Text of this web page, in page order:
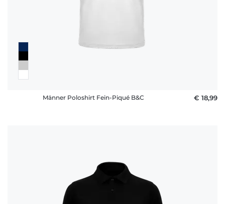
Männer Poloshirt Fein-Piqué B&C € 18,99